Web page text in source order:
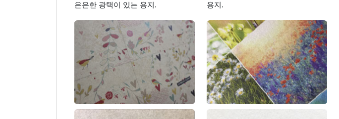
은은한 광택이 있는 용지.
용지.